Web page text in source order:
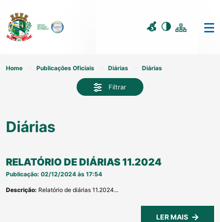
Home Publicações Oficiais Diárias Diárias
Filtrar
Diárias
RELATÓRIO DE DIÁRIAS 11.2024
Publicação: 02/12/2024 às 17:54
Descrição: Relatório de diárias 11.2024...
LER MAIS